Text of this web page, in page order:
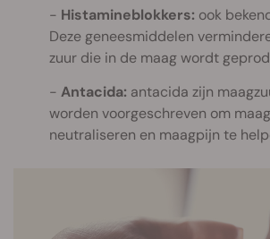
Histamineblokkers: ook
Deze geneesmiddelen
zuur die in de maag wordt
Antacida: antacida zijn
worden voorgeschreven om
neutraliseren en maagpijn te